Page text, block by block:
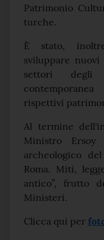
Patrimonio
turche.
È stato,
sviluppare
settori degli
rispettivi
Al termine
Ministro Ersoy
archeologico
Roma. Miti,
antico”, frutto
Ministeri.
Clicca qui per